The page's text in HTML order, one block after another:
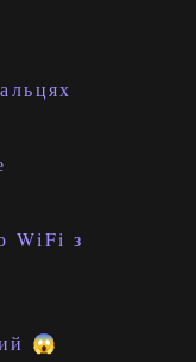
WiFi з
😱